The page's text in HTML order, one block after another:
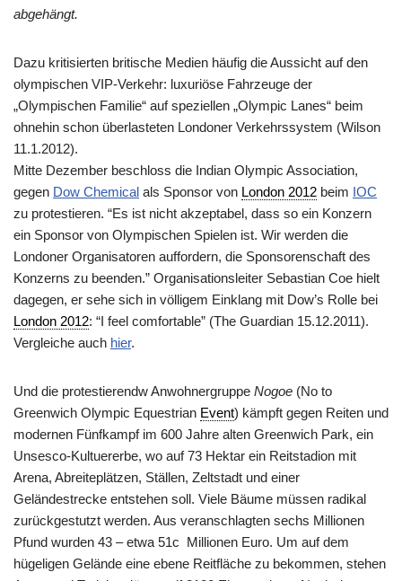
abgehängt.
Dazu kritisierten britische Medien häufig die Aussicht auf den
olympischen VIP-Verkehr: luxuriöse Fahrzeuge der
„Olympischen Familie“ auf speziellen „Olympic Lanes“ beim
ohnehin schon überlasteten Londoner Verkehrssystem (Wilson
11.1.2012).
Mitte Dezember beschloss die Indian Olympic Association,
gegen Dow Chemical als Sponsor von London 2012 beim IOC
zu protestieren. “Es ist nicht akzeptabel, dass so ein Konzern
ein Sponsor von Olympischen Spielen ist. Wir werden die
Londoner Organisatoren auffordern, die Sponsorenschaft des
Konzerns zu beenden.” Organisationsleiter Sebastian Coe hielt
dagegen, er sehe sich in völligem Einklang mit Dow’s Rolle bei
London 2012: “I feel comfortable” (The Guardian 15.12.2011).
Vergleiche auch hier.
Und die protestierendw Anwohnergruppe Nogoe (No to
Greenwich Olympic Equestrian Event) kämpft gegen Reiten und
modernen Fünfkampf im 600 Jahre alten Greenwich Park, ein
Unsesco-Kultuererbe, wo auf 73 Hektar ein Reitstadion mit
Arena, Abreiteplätzen, Ställen, Zeltstadt und einer
Geländestrecke entstehen soll. Viele Bäume müssen radikal
zurückgestutzt werden. Aus veranschlagten sechs Millionen
Pfund wurden 43 – etwa 51c Millionen Euro. Um auf dem
hügeligen Gelände eine ebene Reitfläche zu bekommen, stehen